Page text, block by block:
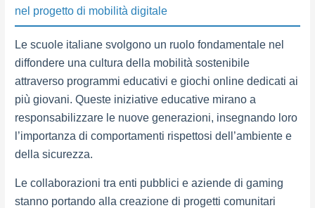
nel progetto di mobilità digitale
Le scuole italiane svolgono un ruolo fondamentale nel
diffondere una cultura della mobilità sostenibile
attraverso programmi educativi e giochi online dedicati ai
più giovani. Queste iniziative educative mirano a
responsabilizzare le nuove generazioni, insegnando loro
l’importanza di comportamenti rispettosi dell’ambiente e
della sicurezza.
Le collaborazioni tra enti pubblici e aziende di gaming
stanno portando alla creazione di progetti comunitari